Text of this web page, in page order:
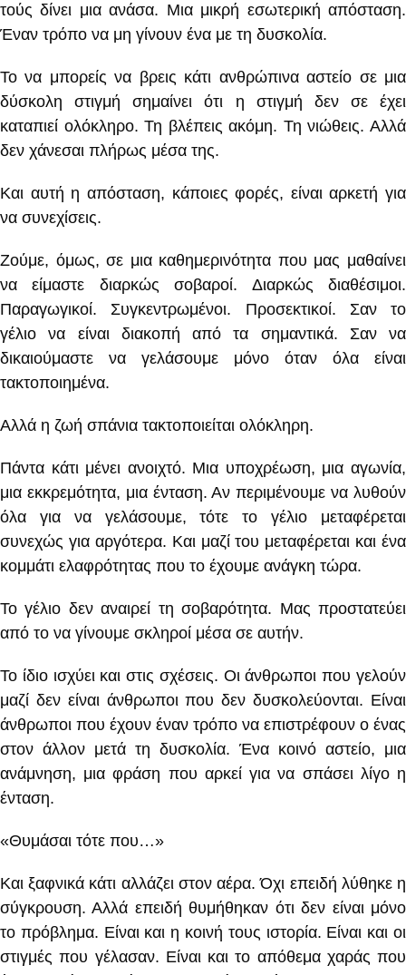
τούς δίνει μια ανάσα. Μια μικρή εσωτερική απόσταση.
Έναν τρόπο να μη γίνουν ένα με τη δυσκολία.
Το να μπορείς να βρεις κάτι ανθρώπινα αστείο σε μια
δύσκολη στιγμή σημαίνει ότι η στιγμή δεν σε έχει
καταπιεί ολόκληρο. Τη βλέπεις ακόμη. Τη νιώθεις. Αλλά
δεν χάνεσαι πλήρως μέσα της.
Και αυτή η απόσταση, κάποιες φορές, είναι αρκετή για
να συνεχίσεις.
Ζούμε, όμως, σε μια καθημερινότητα που μας μαθαίνει
να είμαστε διαρκώς σοβαροί. Διαρκώς διαθέσιμοι.
Παραγωγικοί. Συγκεντρωμένοι. Προσεκτικοί. Σαν το
γέλιο να είναι διακοπή από τα σημαντικά. Σαν να
δικαιούμαστε να γελάσουμε μόνο όταν όλα είναι
τακτοποιημένα.
Αλλά η ζωή σπάνια τακτοποιείται ολόκληρη.
Πάντα κάτι μένει ανοιχτό. Μια υποχρέωση, μια αγωνία,
μια εκκρεμότητα, μια ένταση. Αν περιμένουμε να λυθούν
όλα για να γελάσουμε, τότε το γέλιο μεταφέρεται
συνεχώς για αργότερα. Και μαζί του μεταφέρεται και ένα
κομμάτι ελαφρότητας που το έχουμε ανάγκη τώρα.
Το γέλιο δεν αναιρεί τη σοβαρότητα. Μας προστατεύει
από το να γίνουμε σκληροί μέσα σε αυτήν.
Το ίδιο ισχύει και στις σχέσεις. Οι άνθρωποι που γελούν
μαζί δεν είναι άνθρωποι που δεν δυσκολεύονται. Είναι
άνθρωποι που έχουν έναν τρόπο να επιστρέφουν ο ένας
στον άλλον μετά τη δυσκολία. Ένα κοινό αστείο, μια
ανάμνηση, μια φράση που αρκεί για να σπάσει λίγο η
ένταση.
«Θυμάσαι τότε που…»
Και ξαφνικά κάτι αλλάζει στον αέρα. Όχι επειδή λύθηκε η
σύγκρουση. Αλλά επειδή θυμήθηκαν ότι δεν είναι μόνο
το πρόβλημα. Είναι και η κοινή τους ιστορία. Είναι και οι
στιγμές που γέλασαν. Είναι και το απόθεμα χαράς που